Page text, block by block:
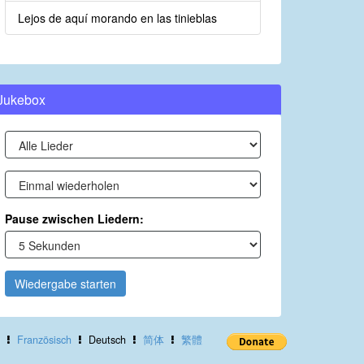
Lejos de aquí morando en las tinieblas
Pause zwischen Liedern:
Wiedergabe starten
Französisch Deutsch 简体 繁體